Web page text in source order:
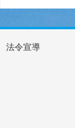
法令宣導